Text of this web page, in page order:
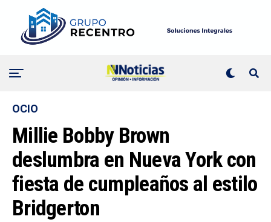
OCIO
Millie Bobby Brown
deslumbra en Nueva York con
fiesta de cumpleaños al estilo
Bridgerton